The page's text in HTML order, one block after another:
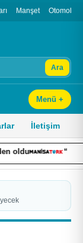
Manşet Otomobil
Ara
Menü +
İletişim
“Ekonomiye Yön